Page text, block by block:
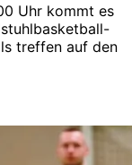
Uhr kommt es
treffen auf den